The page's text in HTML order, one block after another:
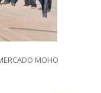
MOHO